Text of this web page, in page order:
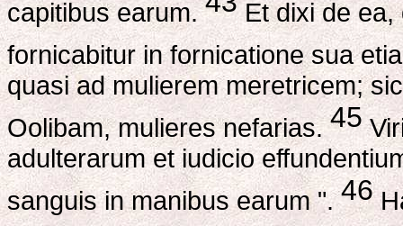
capitibus earum.
Et dixi de ea,
fornicabitur in fornicatione sua
quasi ad mulierem meretricem;
Oolibam, mulieres nefarias.45
adulterarum et iudicio
sanguis in manibus earum ".46